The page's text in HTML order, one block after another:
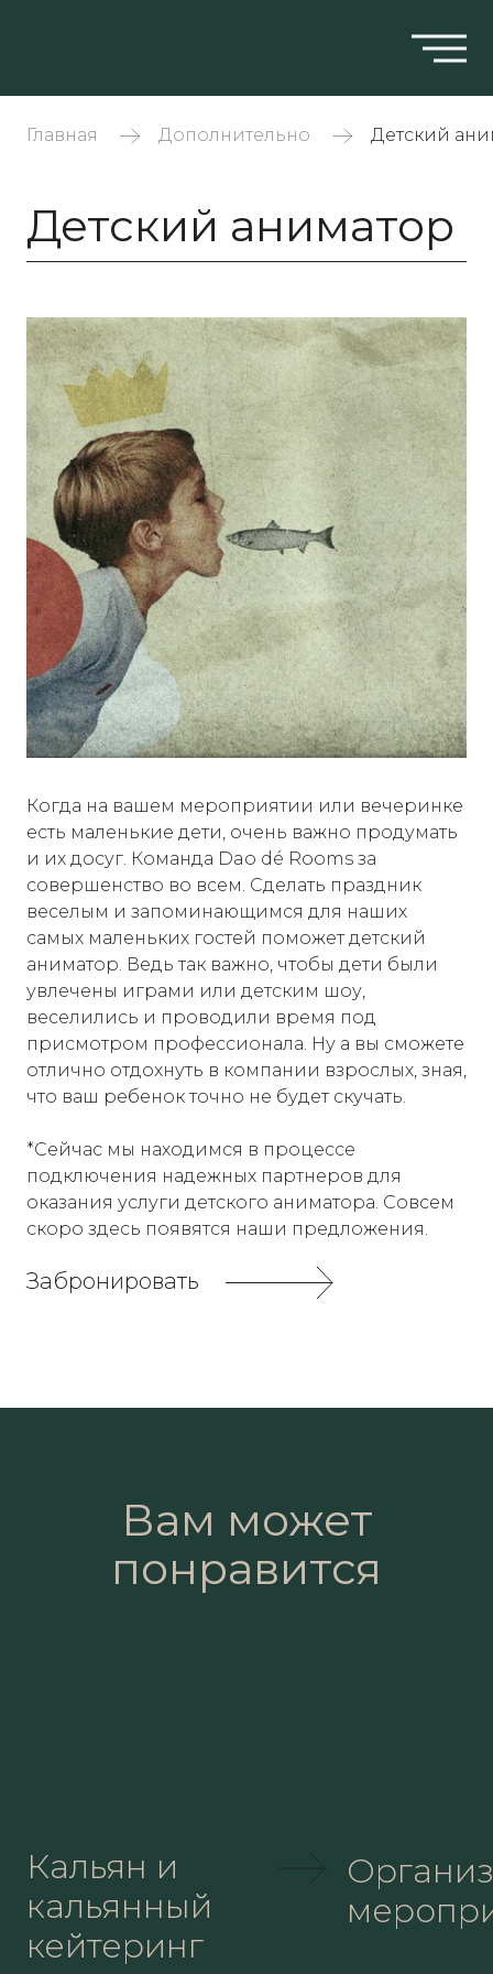
Главная Дополнительно Детский
Детский аниматор
Когда на вашем мероприятии или вечеринке
есть маленькие дети, очень важно продумать
и их досуг. Команда Dao dé Rooms за
совершенство во всем. Сделать праздник
веселым и запоминающимся для наших
самых маленьких гостей поможет детский
аниматор. Ведь так важно, чтобы дети были
увлечены играми или детским шоу,
веселились и проводили время под
присмотром профессионала. Ну а вы сможете
отлично отдохнуть в компании взрослых, зная,
что ваш ребенок точно не будет скучать.
*Сейчас мы находимся в процессе
подключения надежных партнеров для
оказания услуги детского аниматора. Совсем
скоро здесь появятся наши предложения.
Забронировать
Вам может
понравится
Кальян и
кальянный
кейтеринг